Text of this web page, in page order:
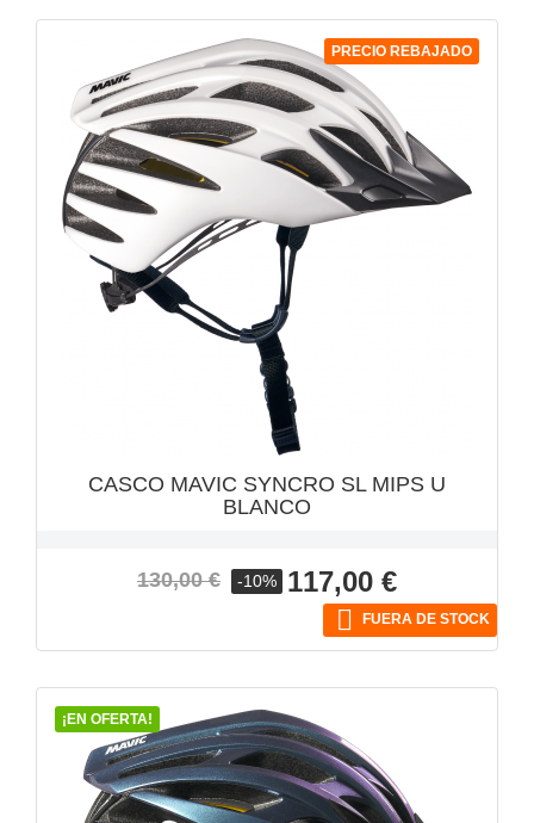
PRECIO REBAJADO
CASCO MAVIC SYNCRO SL MIPS U
BLANCO
Precio
130,00 € -10% Precio
117,00 €
 FUERA DE STOCK
¡EN OFERTA!
VISTA RÁPIDA